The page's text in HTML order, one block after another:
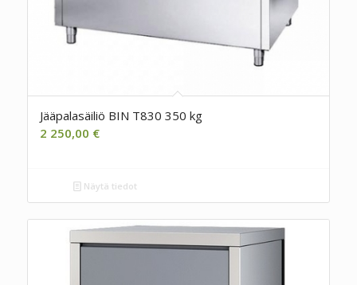
Jääpalasäiliö BIN T830 350 kg
2 250,00 €
Näytä tiedot